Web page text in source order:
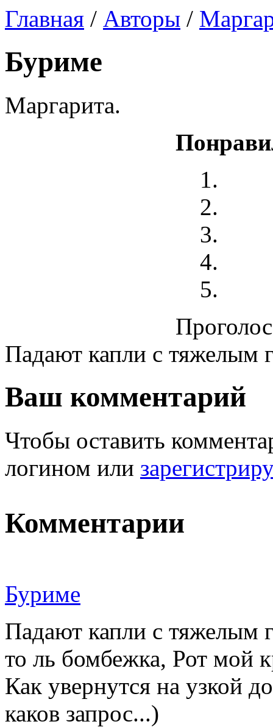
Главная / Авторы /
Буриме
Маргарита.
Падают капли с тяжелым
Ваш комментарий
Чтобы оставить
логином или
Комментарии
Буриме
Падают капли с тяжелым
то ль бомбежка, Рот мой
Как увернутся на узкой
каков запрос...)